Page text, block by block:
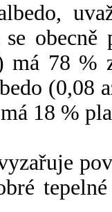
se
má 78 %
(0,08
18 %